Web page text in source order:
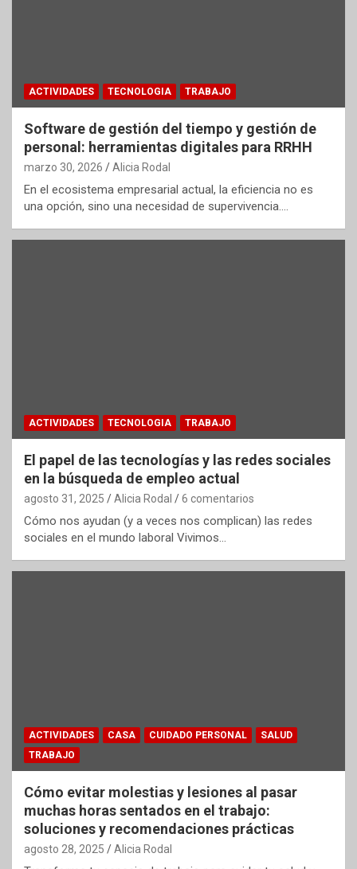
ACTIVIDADES TECNOLOGIA TRABAJO
Software de gestión del tiempo y gestión de
personal: herramientas digitales para RRHH
marzo 30, 2026 Alicia Rodal
En el ecosistema empresarial actual, la eficiencia no es
una opción, sino una necesidad de supervivencia.…
ACTIVIDADES TECNOLOGIA TRABAJO
El papel de las tecnologías y las redes sociales
en la búsqueda de empleo actual
agosto 31, 2025 Alicia Rodal 6 comentarios
Cómo nos ayudan (y a veces nos complican) las redes
sociales en el mundo laboral Vivimos…
ACTIVIDADES CASA CUIDADO PERSONAL
SALUD
TRABAJO
Cómo evitar molestias y lesiones al pasar
muchas horas sentados en el trabajo:
soluciones y recomendaciones prácticas
agosto 28, 2025 Alicia Rodal